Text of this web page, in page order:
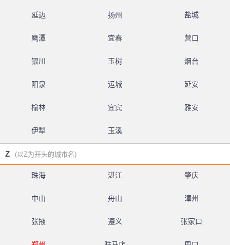
延边 扬州 盐城
鹰潭 宜春 营口
银川 玉树 烟台
阳泉 运城 延安
榆林 宜宾 雅安
伊犁 玉溪
Z (以Z为开头的城市名)
珠海 湛江 肇庆
中山 舟山 漳州
张掖 遵义 张家口